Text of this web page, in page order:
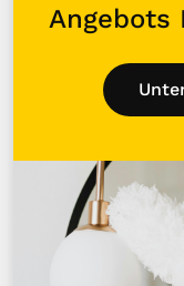
Angebots